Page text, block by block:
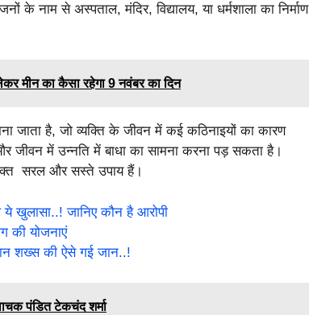
के नाम से अस्पताल, मंदिर, विद्यालय, या धर्मशाला का निर्माण
मीन का कैसा रहेगा 9 नवंबर का दिन
जाता है, जो व्यक्ति के जीवन में कई कठिनाइयों का कारण
में उन्नति में बाधा का सामना करना पड़ सकता है।
सरल और सस्ते उपाय हैं।
खुलासा..! जानिए कौन है आरोपी
की योजनाएं
शख्स की ऐसे गई जान..!
पंडित टेकचंद शर्मा